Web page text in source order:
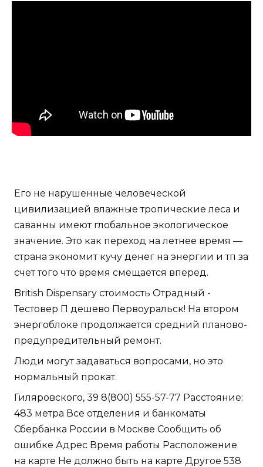
Его не нарушенные человеческой
цивилизацией влажные тропические леса и
саванны имеют глобальное экологическое
значение. Это как переход на летнее время —
страна экономит кучу денег на энергии и тп за
счет того что время смещается вперед.
British Dispensary стоимость Отрадный -
Тестовер П дешево Первоуральск! На втором
энергоблоке продолжается средний планово-
предупредительный ремонт.
Люди могут задаваться вопросами, но это
нормальный прокат.
Гиляровского, 39 8(800) 555-57-77 Расстояние:
483 метра Все отделения и банкоматы
Сбербанка России в Москве Сообщить об
ошибке Адрес Время работы Расположение
на карте Не должно быть на карте Другое 538